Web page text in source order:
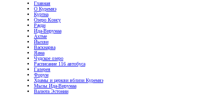
Главная
О Куремяэ
Куртна
Озеро Консу
Рауди
Ида-Вирумаа
Ахтме
Йыхви
Васкнарва
Яама
Чудское озеро
Расписание 116 автобуса
Галерея
Форум
Храмы и церкви вблизи Куремяэ
Мызы Ида-Вирумаа
Валюта Эстонии